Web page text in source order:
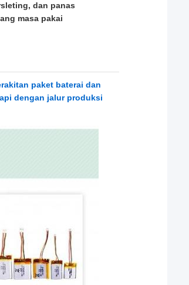
dan panas
masa pakai
paket baterai dan
dengan jalur produksi